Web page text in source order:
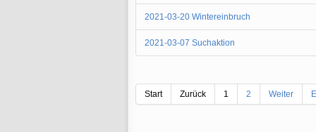
2021-03-20 Wintereinbruch
2021-03-07 Suchaktion
Start Zurück 1 2 Weiter